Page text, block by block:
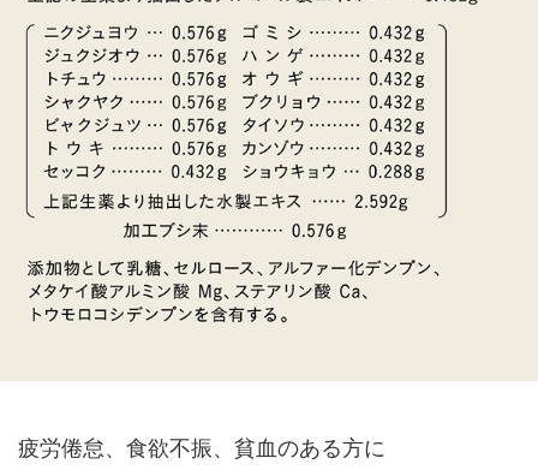
疲労倦怠、食欲不振、貧血のある方に